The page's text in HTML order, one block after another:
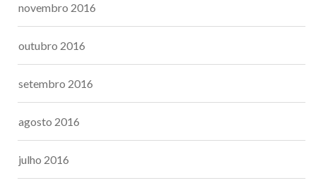
novembro 2016
outubro 2016
setembro 2016
agosto 2016
julho 2016